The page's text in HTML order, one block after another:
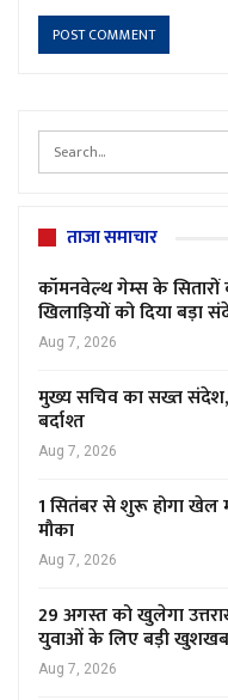
ताजा समाचार
कॉमनवेल्थ गेम्स के सितारों
खिलाड़ियों को दिया बड़ा
Aug 7, 2026
मुख्य सचिव का सख्त संदेश,
बर्दाश्त
Aug 7, 2026
1 सितंबर से शुरू होगा खेल
मौका
Aug 7, 2026
29 अगस्त को खुलेगा
युवाओं के लिए बड़ी
Aug 7, 2026